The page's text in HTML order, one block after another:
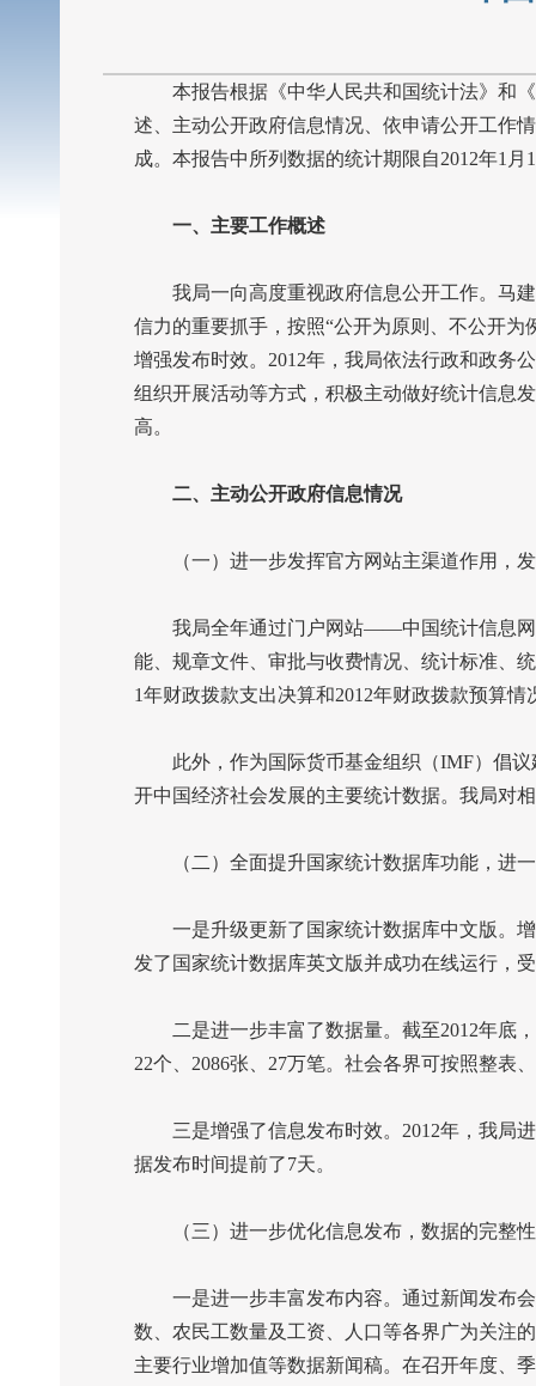
本报告根据《中华人民共和国统计法》和《
述、主动公开政府信息情况、依申请公开工作
成。本报告中所列数据的统计期限自2012年1 月 1
一、主要工作概述
我局一向高度重视政府信息公开工作。马建
信力的重要抓手，按照“公开为原则、不公开
增强发布时效。 2012年，我局依法行政和政务
组织开展活动等方式，积极主动做好统计信息
高。
二、主动公开政府信息情况
（一）进一步发挥官方网站主渠道作用，发
我局全年通过门户网站——中国统计信息网
能、规章文件、审批与收费情况、统计标准、
1年财政拨款支出决算和2012年财政拨款预算情
此外，作为国际货币基金组织（IMF）倡
开中国经济社会发展的主要统计数据。我局对
（二）全面提升国家统计数据库功能，进一
一是升级更新了国家统计数据库中文版。增
发了国家统计数据库英文版并成功在线运行，
二是进一步丰富了数据量。截至2012年底
22个、 2086张、 27万笔。社会各界可按照整表
三是增强了信息发布时效。 2012年，我局
据发布时间提前了7天。
（三）进一步优化信息发布，数据的完整性
一是进一步丰富发布内容。通过新闻发布会
数、农民工数量及工资、人口等各界广为关注
主要行业增加值等数据新闻稿。在召开年度、